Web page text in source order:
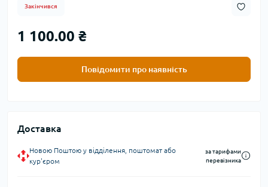
Закінчився
1 100.00 ₴
Повідомити про наявність
Доставка
Новою Поштою у відділення, поштомат або
кур'єром
за тарифами
перевізника